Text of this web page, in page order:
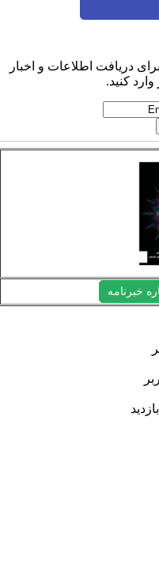
دریافت اطلاعات و اخبار
کنید.
خبرنامه